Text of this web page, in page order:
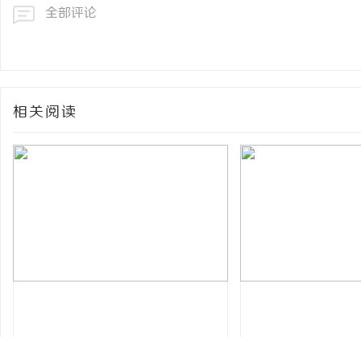
全部评论
相关阅读